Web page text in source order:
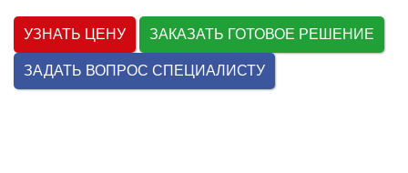
УЗНАТЬ ЦЕНУ ЗАКАЗАТЬ ГОТОВОЕ РЕШЕНИЕ
ЗАДАТЬ ВОПРОС СПЕЦИАЛИСТУ